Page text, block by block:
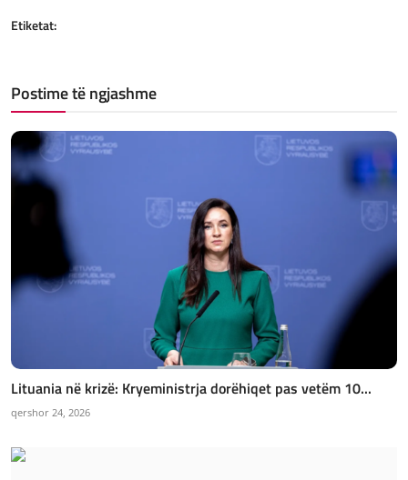
Etiketat:
Postime të ngjashme
Lituania në krizë: Kryeministrja dorëhiqet pas vetëm 10...
qershor 24, 2026